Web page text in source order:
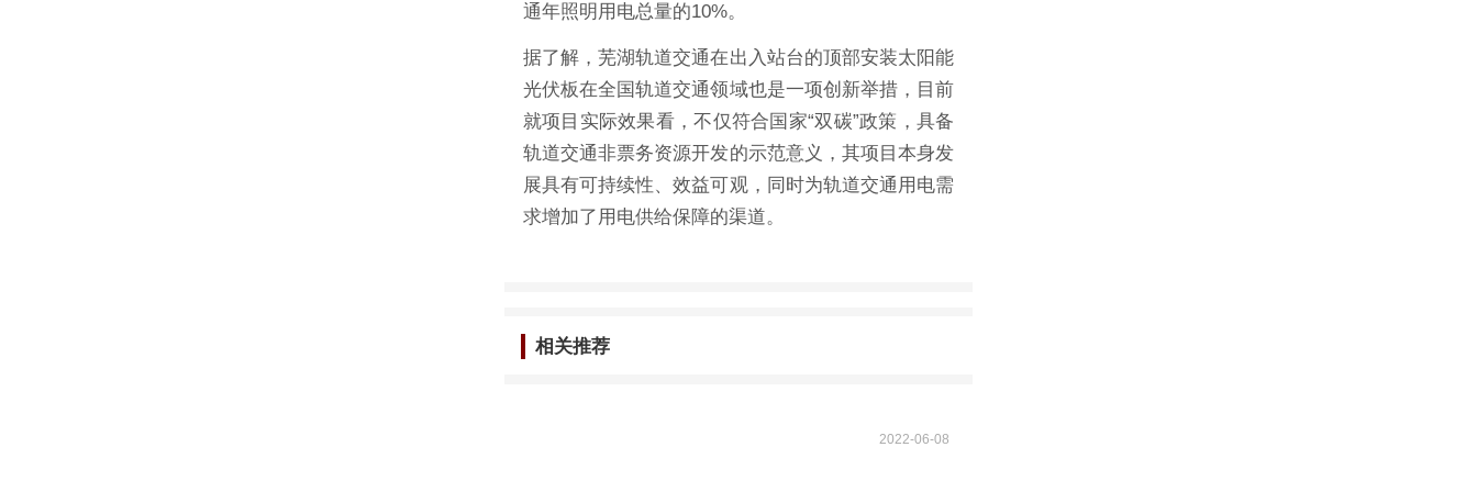
通年照明用电总量的10%。
据了解，芜湖轨道交通在出入站台的顶部安装太阳能
光伏板在全国轨道交通领域也是一项创新举措，目前
就项目实际效果看，不仅符合国家“双碳”政策，具备
轨道交通非票务资源开发的示范意义，其项目本身发
展具有可持续性、效益可观，同时为轨道交通用电需
求增加了用电供给保障的渠道。
相关推荐
2022-06-08